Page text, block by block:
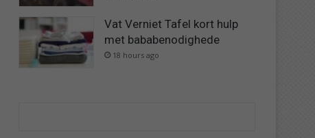
Vat Verniet Tafel kort hulp
met bababenodighede
18 hours ago